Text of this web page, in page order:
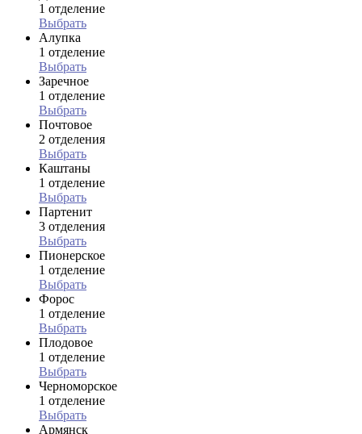
1 отделение
Выбрать
Алупка
1 отделение
Выбрать
Заречное
1 отделение
Выбрать
Почтовое
2 отделения
Выбрать
Каштаны
1 отделение
Выбрать
Партенит
3 отделения
Выбрать
Пионерское
1 отделение
Выбрать
Форос
1 отделение
Выбрать
Плодовое
1 отделение
Выбрать
Черноморское
1 отделение
Выбрать
Армянск